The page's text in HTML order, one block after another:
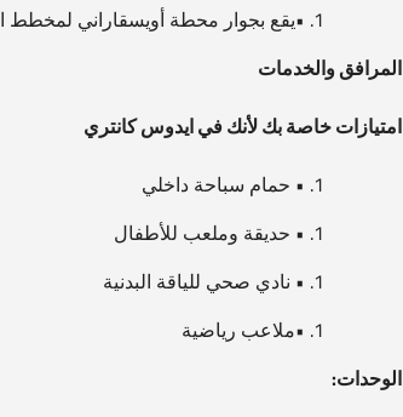
•يقع بجوار محطة أويسقاراني لمخطط المترو الجديد وبعد 5
المرافق والخدمات
امتيازات خاصة بك لأنك في ايدوس كانتري
• حمام سباحة داخلي
• حديقة وملعب للأطفال
• نادي صحي للياقة البدنية
•ملاعب رياضية
الوحدات: